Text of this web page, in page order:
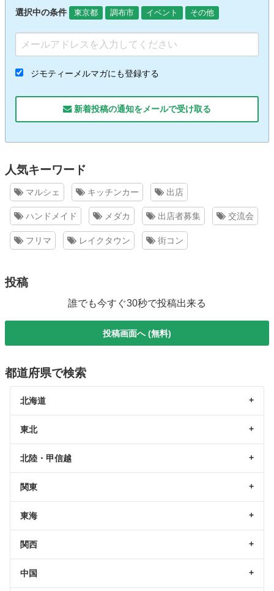
選択中の条件 東京都 調布市 イベント その他
ジモティーメルマガにも登録する
新着投稿の通知をメールで受け取る
人気キーワード
マルシェ キッチンカー 出店
ハンドメイド メダカ 出店者募集 交流会
フリマ レイクタウン 街コン
投稿
誰でも今すぐ30秒で投稿出来る
投稿画面へ (無料)
都道府県で検索
北海道
東北
北陸・甲信越
関東
東海
関西
中国